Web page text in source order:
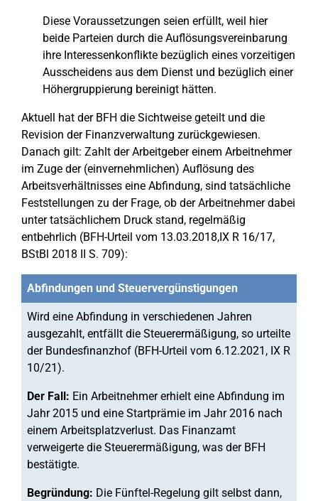
Diese Voraussetzungen seien erfüllt, weil hier
beide Parteien durch die Auflösungsvereinbarung
ihre Interessenkonflikte bezüglich eines vorzeitigen
Ausscheidens aus dem Dienst und bezüglich einer
Höhergruppierung bereinigt hätten.
Aktuell hat der BFH die Sichtweise geteilt und die
Revision der Finanzverwaltung zurückgewiesen.
Danach gilt: Zahlt der Arbeitgeber einem Arbeitnehmer
im Zuge der (einvernehmlichen) Auflösung des
Arbeitsverhältnisses eine Abfindung, sind tatsächliche
Feststellungen zu der Frage, ob der Arbeitnehmer dabei
unter tatsächlichem Druck stand, regelmäßig
entbehrlich (BFH-Urteil vom 13.03.2018,IX R 16/17,
BStBl 2018 II S. 709):
Abfindungen und Steuervergünstigungen
Wird eine Abfindung in verschiedenen Jahren
ausgezahlt, entfällt die Steuerermäßigung, so urteilte
der Bundesfinanzhof (BFH-Urteil vom 6.12.2021, IX R
10/21).
Der Fall: Ein Arbeitnehmer erhielt eine Abfindung im
Jahr 2015 und eine Startprämie im Jahr 2016 nach
einem Arbeitsplatzverlust. Das Finanzamt
verweigerte die Steuerermäßigung, was der BFH
bestätigte.
Begründung: Die Fünftel-Regelung gilt selbst dann,